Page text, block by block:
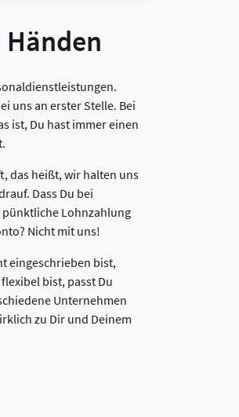
uns an erster Stelle. Bei
ist, Du hast immer einen
das heißt, wir halten uns
Dass Du bei
Lohnzahlung
Nicht mit uns!
eingeschrieben bist,
bist, passt Du
Unternehmen
zu Dir und Deinem